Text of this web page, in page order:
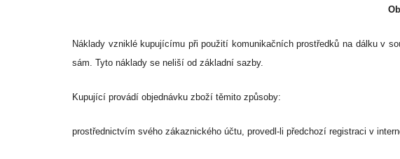
Náklady vzniklé kupujícímu při použití komunikačních prostředků na dálku v
sám. Tyto náklady se neliší od základní sazby.
Kupující provádí objednávku zboží těmito způsoby:
prostřednictvím svého zákaznického účtu, provedl-li předchozí registraci v